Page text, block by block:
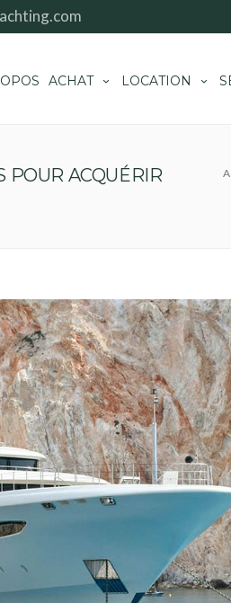
ACHAT LOCATION
POUR ACQUÉRIR